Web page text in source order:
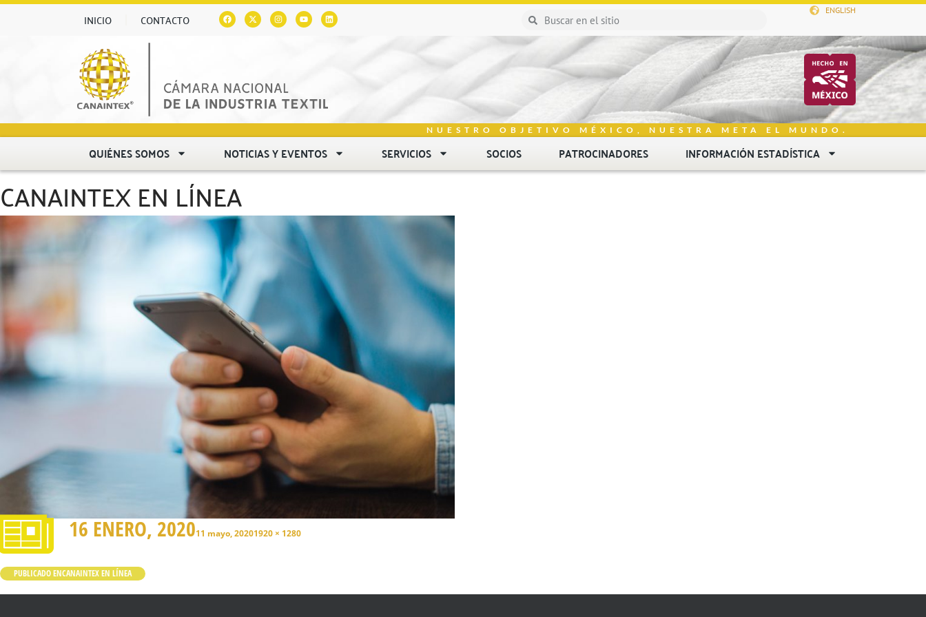
INICIO CONTACTO
ENGLISH
NUESTRO OBJETIVO MÉXICO, NUESTRA META EL MUNDO.
QUIÉNES SOMOS NOTICIAS Y EVENTOS SERVICIOS SOCIOS PATROCINADORES INFORMACIÓN ESTADÍSTICA
CANAINTEX EN LÍNEA
16 ENERO, 202011 mayo, 20201920 × 1280
PUBLICADO ENCANAINTEX EN LÍNEA